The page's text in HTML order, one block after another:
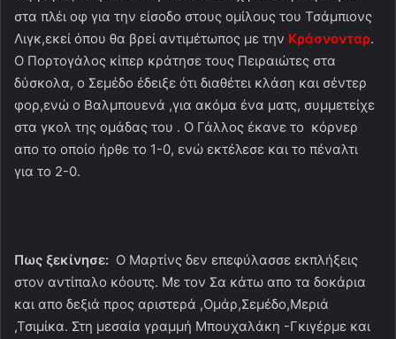
στα πλέι οφ για την είσοδο στους ομίλους του Τσάμπιονς
Λιγκ,εκεί όπου θα βρεί αντιμέτωπος με την Κράσνονταρ.
Ο Πορτογάλος κίπερ κράτησε τους Πειραιώτες στα
δύσκολα, ο Σεμέδο έδειξε ότι διαθέτει κλάση και σέντερ
φορ,ενώ ο Βαλμπουενά ,για ακόμα ένα ματς, συμμετείχε
στα γκολ της ομάδας του . Ο Γάλλος έκανε το κόρνερ
απο το οποίο ήρθε το 1-0, ενώ εκτέλεσε και το πέναλτι
για το 2-0.
Πως ξεκίνησε: Ο Μαρτίνς δεν επεφύλασσε εκπλήξεις
στον αντίπαλο κόουτς. Με τον Σα κάτω απο τα δοκάρια
και απο δεξιά προς αριστερά ,Ομάρ,Σεμέδο,Μεριά
,Τσιμίκα. Στη μεσαία γραμμή Μπουχαλάκη -Γκιγέρμε και